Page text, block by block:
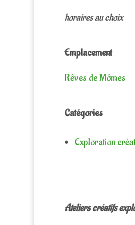
horaires au choix
Emplacement
Rêves de Mômes
Catégories
Exploration
Ateliers créatifs